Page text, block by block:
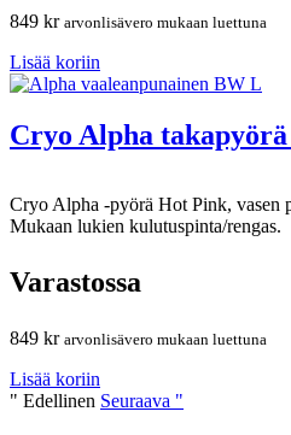
849 kr arvonlisävero mukaan luettuna
Lisää koriin
Cryo Alpha
Cryo Alpha -pyörä Hot Pink, vasen
Mukaan lukien kulutuspinta/rengas.
Varastossa
849 kr arvonlisävero mukaan luettuna
Lisää koriin
" Edellinen Seuraava "